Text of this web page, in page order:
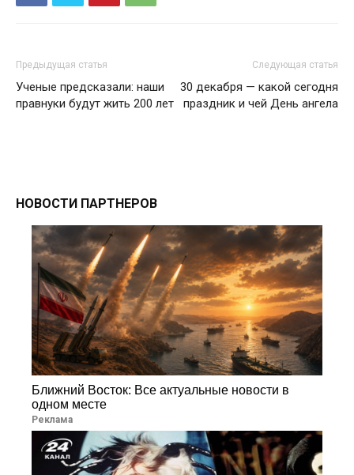
Предыдущая статья
Ученые предсказали: наши
правнуки будут жить 200 лет
Следующая статья
30 декабря — какой сегодня
праздник и чей День ангела
НОВОСТИ ПАРТНЕРОВ
Ближний Восток: Все актуальные новости в
одном месте
Реклама